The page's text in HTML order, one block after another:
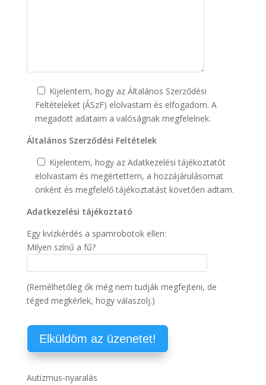
Kijelentem, hogy az Általános Szerződési
Feltételeket (ÁSzF) elolvastam és elfogadom. A
megadott adataim a valóságnak megfelelnek.
Általános Szerződési Feltételek
Kijelentem, hogy az Adatkezelési tájékoztatót
elolvastam és megértettem, a hozzájárulásomat
önként és megfelelő tájékoztatást követően adtam.
Adatkezelési tájékoztató
Egy kvízkérdés a spamrobotok ellen:
Milyen színű a fű?
(Remélhetőleg ők még nem tudják megfejteni, de
téged megkérlek, hogy válaszolj.)
Autizmus-nyaralás